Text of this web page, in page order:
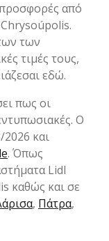
από
των
τιμές τους,
εδώ.
πως οι
Ο
2026 και
. Όπως
Lidl
καθώς και σε
, Πάτρα,